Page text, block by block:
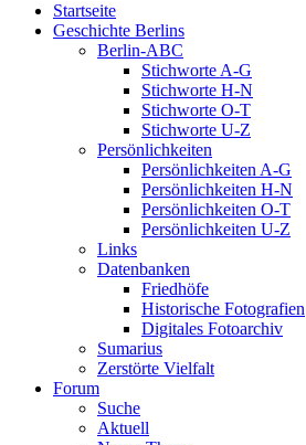
Startseite
Geschichte Berlins
Berlin-ABC
Stichworte A-G
Stichworte H-N
Stichworte O-T
Stichworte U-Z
Persönlichkeiten
Persönlichkeiten A-G
Persönlichkeiten H-N
Persönlichkeiten O-T
Persönlichkeiten U-Z
Links
Datenbanken
Friedhöfe
Historische Fotografien
Digitales Fotoarchiv
Sumarius
Zerstörte Vielfalt
Forum
Suche
Aktuell